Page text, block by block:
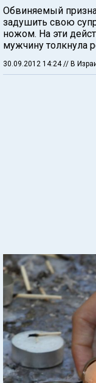
Обвиняемый
задушить свою
ножом. На эти
мужчину толкнула
30.09.2012 14:24 // В